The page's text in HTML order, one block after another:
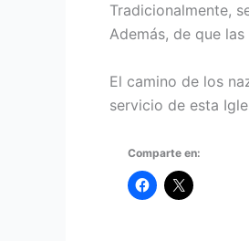
Tradicionalmente,
Además, de que
El camino de los
servicio de esta
Comparte en: